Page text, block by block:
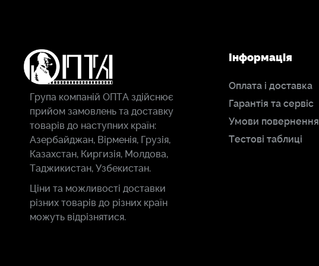
Група компаній ОПТА здійснює
прийом замовлень та доставку
товарів до наступних країн:
Азербайджан, Вірменія, Грузія,
Казахстан, Киргизія, Молдова,
Таджикистан, Узбекистан.
Ціни та можливості доставки
різних товарів до різних країн
можуть відрізнятися.
Інформація
Оплата і доставка
Гарантія та сервіс
Умови повернення
Тестові таблиці